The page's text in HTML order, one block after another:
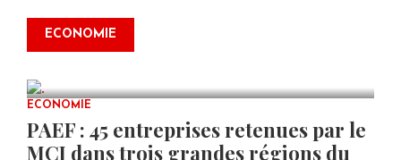
ECONOMIE
0 COMMENTS
2ᵉ édition de ses Journées
scientifiques
ECONOMIE
PAEF : 45 entreprises retenues par le
MCI dans trois grandes régions du